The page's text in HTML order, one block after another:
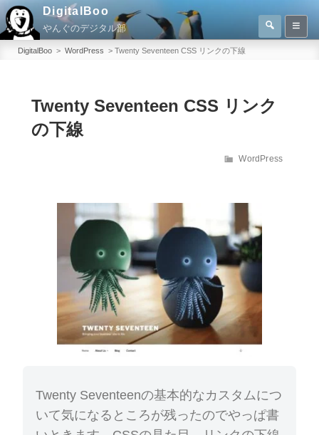
コ
ン
DigitalBoo
やんぐのデジタル部
検
検
索
DigitalBoo > WordPress > Twenty Seventeen CSS リンクの下線
Twenty Seventeen CSS リンク
の下線
カ
WordPress
Twenty Seventeenの基本的なカスタムにつ
いて気になるところが残ったのでやっぱ書